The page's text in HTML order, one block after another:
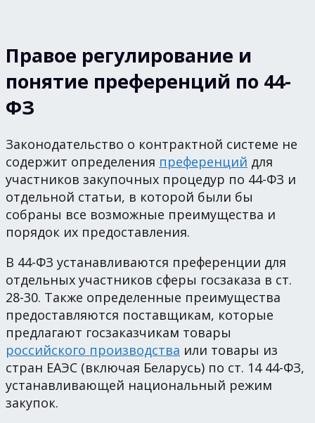
Правое регулирование и
понятие преференций по 44-
ФЗ
Законодательство о контрактной системе не
содержит определения преференций для
участников закупочных процедур по 44-ФЗ и
отдельной статьи, в которой были бы
собраны все возможные преимущества и
порядок их предоставления.
В 44-ФЗ устанавливаются преференции для
отдельных участников сферы госзаказа в ст.
28-30. Также определенные преимущества
предоставляются поставщикам, которые
предлагают госзаказчикам товары
российского производства или товары из
стран ЕАЭС (включая Беларусь) по ст. 14 44-ФЗ,
устанавливающей национальный режим
закупок.